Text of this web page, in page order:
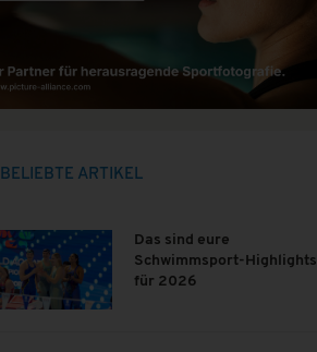
BELIEBTE ARTIKEL
Das sind eure
Schwimmsport-Highlights
für 2026